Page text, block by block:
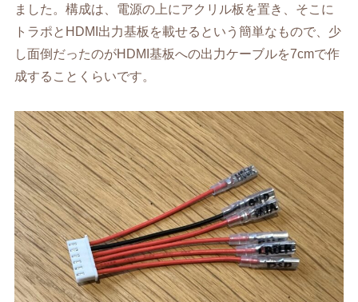
ました。構成は、電源の上にアクリル板を置き、そこに
トラポとHDMI出力基板を載せるという簡単なもので、少
し面倒だったのがHDMI基板への出力ケーブルを7cmで作
成することくらいです。